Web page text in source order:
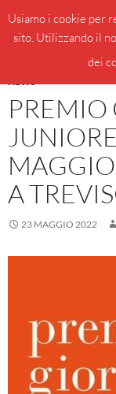
contenuto
BeppeBlog
NEWS
PREMIO
A
23 MAGGIO 2022
Usiamo i cookie per
sito. Utilizzando il
dei